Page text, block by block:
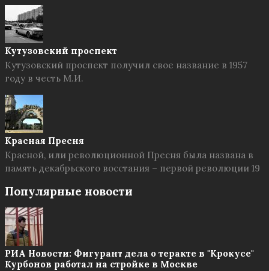
Кутузовский проспект
Кутузовский проспект получил свое название в 1957
году в честь М.И.
Красная Пресня
Красной, или революционной Пресня была названа в
память декабрьского восстания – первой революции 19
Популярные новости
РИА Новости: Фигурант дела о теракте в "Крокусе"
Курбонов работал на стройке в Москве